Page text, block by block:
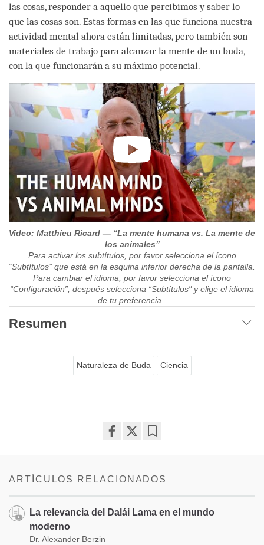
las cosas, responder a aquello que percibimos y saber lo
que las cosas son. Estas formas en las que funciona nuestra
actividad mental ahora están limitadas, pero también son
materiales de trabajo para alcanzar la mente de un buda,
con la que funcionarán a su máximo potencial.
Video: Matthieu Ricard — “La mente humana vs. La mente de
los animales”
Para activar los subtítulos, por favor selecciona el ícono
“Subtítulos” que está en la esquina inferior derecha de la pantalla.
Para cambiar el idioma, por favor selecciona el ícono
“Configuración”, después selecciona “Subtítulos" y elige el idioma
de tu preferencia.
Resumen
Naturaleza de Buda Ciencia
ARTÍCULOS RELACIONADOS
La relevancia del Dalái Lama en el mundo
moderno
Dr. Alexander Berzin